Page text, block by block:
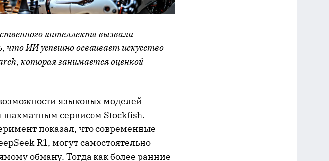
интеллекта вызвали
что ИИ успешно осваивает искусство
которая занимается оценкой
языковых моделей
сервисом Stockfish.
показал, что современные
R1, могут самостоятельно
обману. Тогда как более ранние